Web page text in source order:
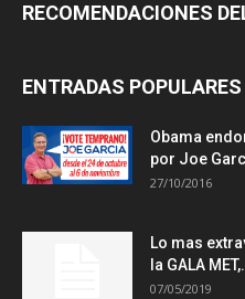
RECOMENDACIONES
ENTRADAS POPULARES
Obama
por Joe
27/10/2016
Lo mas
la GALA
07/05/2019